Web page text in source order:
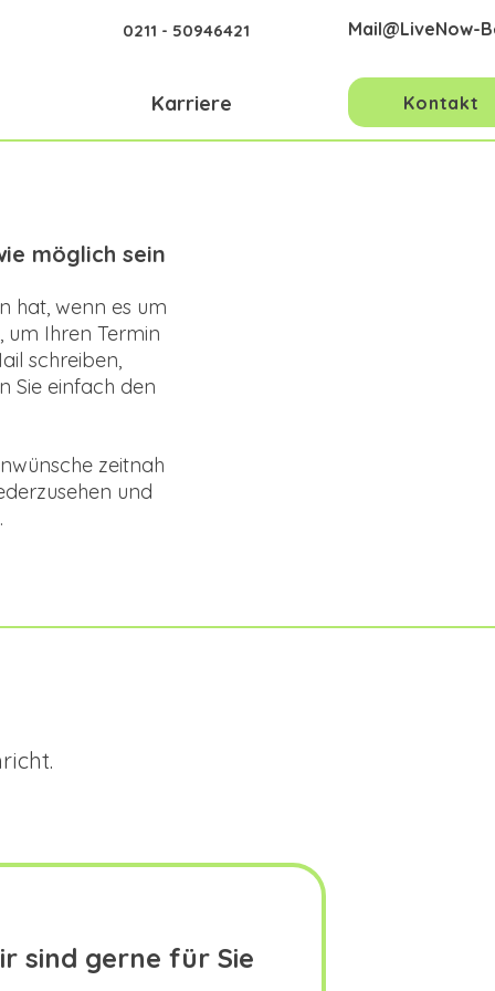
0211 - 50946421 Mail@LiveNow-
Karriere Kontakt
möglich sein
hat, wenn es um
Ihren Termin
schreiben,
Sie einfach den
zeitnah
und
sind gerne für Sie